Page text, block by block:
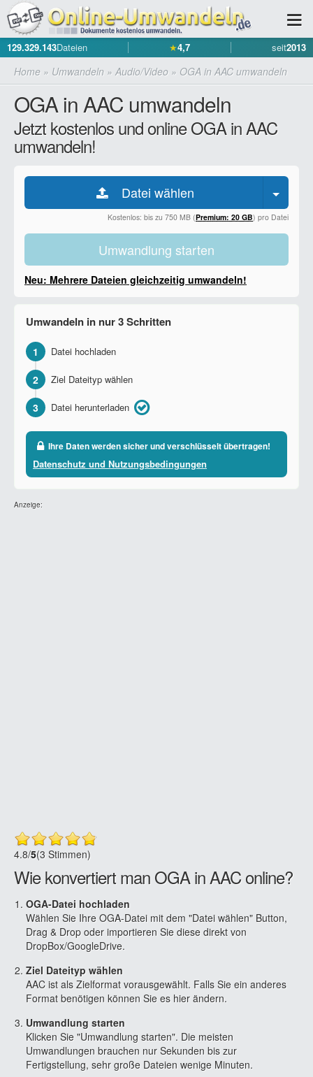
129.329.143Dateien ★4,7 seit2013
Home » Umwandeln » Audio/Video » OGA in AAC umwandeln
OGA in AAC umwandeln
Jetzt kostenlos und online OGA in AAC
umwandeln!
Datei wählen
Kostenlos: bis zu 750 MB (Premium: 20 GB) pro Datei
Umwandlung starten
Neu: Mehrere Dateien gleichzeitig umwandeln!
Umwandeln in nur 3 Schritten
1 Datei hochladen
2 Ziel Dateityp wählen
3 Datei herunterladen
Ihre Daten werden sicher und verschlüsselt übertragen!
Datenschutz und Nutzungsbedingungen
Anzeige:
4.8/5(3 Stimmen)
Wie konvertiert man OGA in AAC online?
OGA-Datei hochladen
Wählen Sie Ihre OGA-Datei mit dem "Datei wählen" Button,
Drag & Drop oder importieren Sie diese direkt von
DropBox/GoogleDrive.
Ziel Dateityp wählen
AAC ist als Zielformat vorausgewählt. Falls Sie ein anderes
Format benötigen können Sie es hier ändern.
Umwandlung starten
Klicken Sie "Umwandlung starten". Die meisten
Umwandlungen brauchen nur Sekunden bis zur
Fertigstellung, sehr große Dateien wenige Minuten.